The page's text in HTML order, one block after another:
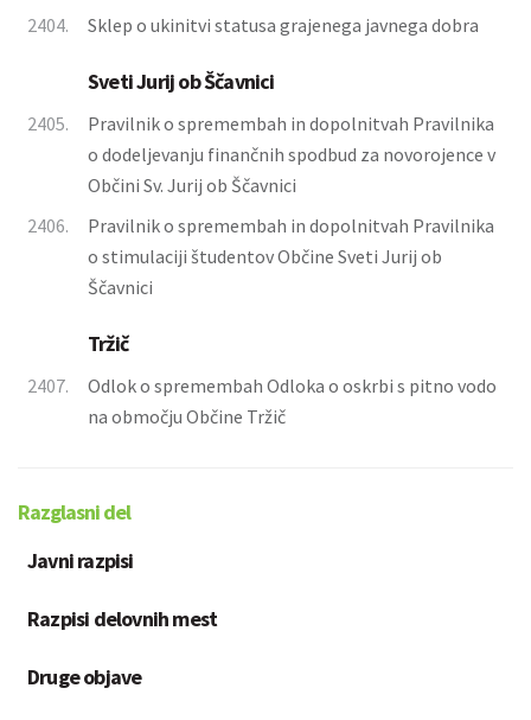
2404.
Sklep o ukinitvi statusa grajenega javnega dobra
Sveti Jurij ob Ščavnici
2405.
Pravilnik o spremembah in dopolnitvah Pravilnika
o dodeljevanju finančnih spodbud za novorojence v
Občini Sv. Jurij ob Ščavnici
2406.
Pravilnik o spremembah in dopolnitvah Pravilnika
o stimulaciji študentov Občine Sveti Jurij ob
Ščavnici
Tržič
2407.
Odlok o spremembah Odloka o oskrbi s pitno vodo
na območju Občine Tržič
Razglasni del
Javni razpisi
Razpisi delovnih mest
Druge objave